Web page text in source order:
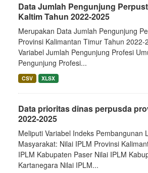
Data Jumlah Pengunjung
Kaltim Tahun 2022-2025
Merupakan Data Jumlah Pengunjung
Provinsi Kalimantan Timur Tahun 2022-
Variabel Jumlah Pengunjung Profesi
Pengunjung Profesi...
CSV XLSX
Data prioritas dinas perpusda
2022-2025
Meliputi Variabel Indeks Pembangunan
Masyarakat: Nilai IPLM Provinsi
IPLM Kabupaten Paser Nilai IPLM
Kartanegara Nilai IPLM...